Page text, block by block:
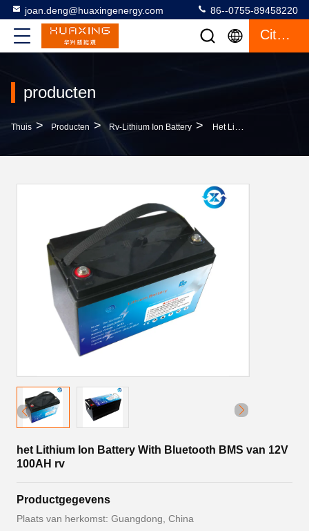
joan.deng@huaxingenergy.com 86--0755-89458220
Citaat
producten
Thuis > Producten > Rv-Lithium Ion Battery > Het Lithium Ion Battery With Bluetooth BMS Van 12V 100AH Rv
het Lithium Ion Battery With Bluetooth BMS van 12V
100AH rv
Productgegevens
Plaats van herkomst: Guangdong, China